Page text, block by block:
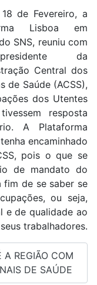
de Fevereiro, a
Lisboa em
SNS, reuniu com
da
Central dos
de Saúde (ACSS),
dos Utentes
resposta
A Plataforma
encaminhado
pois o que se
de mandato do
fim de se saber se
ou seja,
e de qualidade ao
trabalhadores.
A REGIÃO COM
DE SAÚDE